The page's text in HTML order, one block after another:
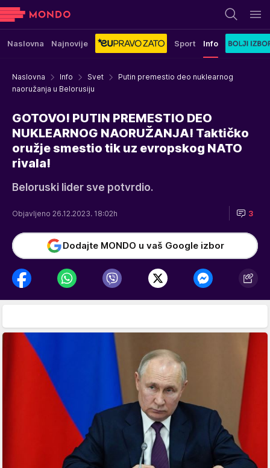
Naslovna Najnovije Sport Info
Naslovna Info Svet
Putin premestio deo nuklearnog
naoružanja u Belorusiju
GOTOVO! PUTIN PREMESTIO DEO
NUKLEARNOG NAORUŽANJA! Taktičko
oružje smestio tik uz evropskog NATO
rivala!
Beloruski lider sve potvrdio.
Objavljeno 26.12.2023. 18:02h 3
Dodajte MONDO u vaš Google izbor